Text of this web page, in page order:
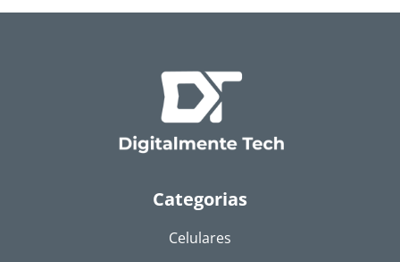
Categorias
Celulares